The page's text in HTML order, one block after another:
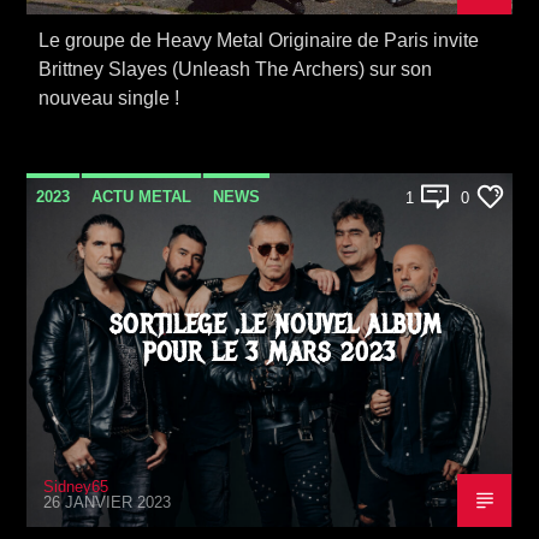
Le groupe de Heavy Metal Originaire de Paris invite
Brittney Slayes (Unleash The Archers) sur son
nouveau single !
2023 ACTU METAL NEWS 1 0
SORTILEGE ,LE NOUVEL ALBUM
POUR LE 3 MARS 2023
Sidney65
26 JANVIER 2023